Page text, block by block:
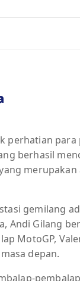
perhatian
berhasil
merupakan
gemilang
Andi Gilang
MotoGP,
depan.